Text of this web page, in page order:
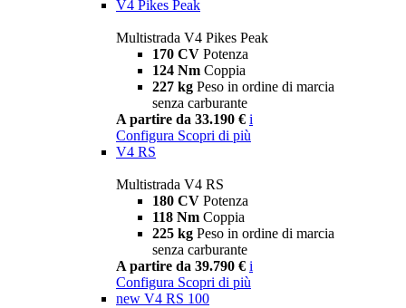
V4 Pikes Peak
Multistrada V4 Pikes Peak
170 CV Potenza
124 Nm Coppia
227 kg Peso in ordine di marcia
senza carburante
A partire da 33.190 € i
Configura Scopri di più
V4 RS
Multistrada V4 RS
180 CV Potenza
118 Nm Coppia
225 kg Peso in ordine di marcia
senza carburante
A partire da 39.790 € i
Configura Scopri di più
new V4 RS 100